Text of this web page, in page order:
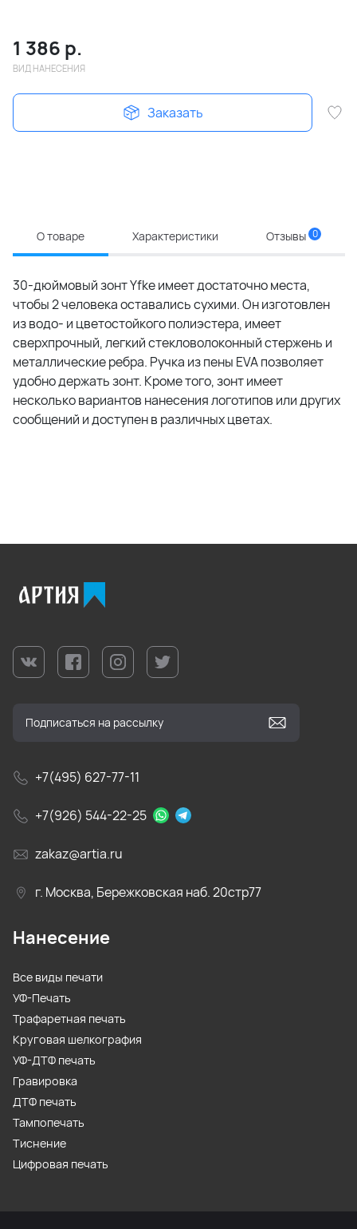
1 386 р.
ВИД НАНЕСЕНИЯ
Заказать
О товаре Характеристики Отзывы 0
30-дюймовый зонт Yfke имеет достаточно места,
чтобы 2 человека оставались сухими. Он изготовлен
из водо- и цветостойкого полиэстера, имеет
сверхпрочный, легкий стекловолоконный стержень и
металлические ребра. Ручка из пены EVA позволяет
удобно держать зонт. Кроме того, зонт имеет
несколько вариантов нанесения логотипов или других
сообщений и доступен в различных цветах.
+7(495) 627-77-11
+7(926) 544-22-25
zakaz@artia.ru
г. Москва, Бережковская наб. 20стр77
Нанесение
Все виды печати
УФ-Печать
Трафаретная печать
Круговая шелкография
УФ-ДТФ печать
Гравировка
ДТФ печать
Тампопечать
Тиснение
Цифровая печать